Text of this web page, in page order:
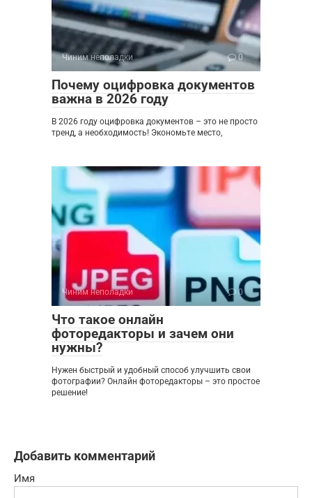
Чиним неполадки 0
Почему оцифровка документов
важна в 2026 году
В 2026 году оцифровка документов – это не просто
тренд, а необходимость! Экономьте место,
Чиним неполадки 0
Что такое онлайн
фоторедакторы и зачем они
нужны?
Нужен быстрый и удобный способ улучшить свои
фотографии? Онлайн фоторедакторы – это простое
решение!
Добавить комментарий
Имя